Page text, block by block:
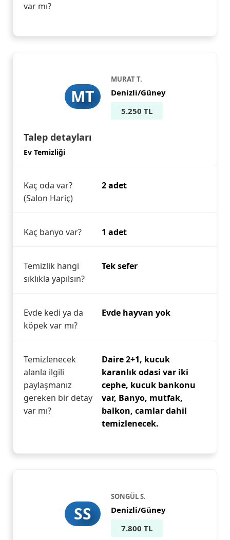
var mı?
MT
MURAT T.
Denizli/Güney
5.250 TL
Talep detayları
Ev Temizliği
Kaç oda var?
(Salon Hariç)
2 adet
Kaç banyo var? 1 adet
Temizlik hangi
sıklıkla yapılsın?
Tek sefer
Evde kedi ya da
köpek var mı?
Evde hayvan yok
Temizlenecek
alanla ilgili
paylaşmanız
gereken bir detay
var mı?
Daire 2+1, kucuk
karanlık odasi var iki
cephe, kucuk bankonu
var, Banyo, mutfak,
balkon, camlar dahil
temizlenecek.
SS
SONGÜL S.
Denizli/Güney
7.800 TL